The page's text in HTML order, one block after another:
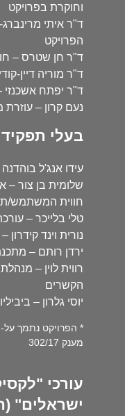
וחוקרת בפרויקט
ד"ר איתי
הפרויקט
ד"ר חן שטרס –
ד"ר מוריה דיין-
ד"ר יפתח
נעם קרון –
בעלי
עידו אנג'ל
שלומית בן צור –
חווית המשתמש/ת
טלי בלייכר –
נורית וינד
ירדן רותם – מתכנת (ב-
רווית לוין –
הקשרים
יוסי גלרון –
* הפרויקט נתמך
מענק 302/17
עורכי
ישראלים"